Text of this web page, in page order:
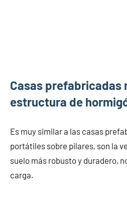
Casas prefabricadas
estructura de
Es muy similar a las casas
portátiles sobre pilares, son la
suelo más robusto y duradero,
carga.